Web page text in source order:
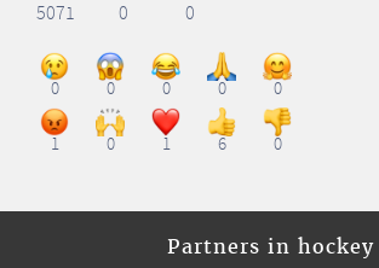
5071 0 0
0 0 0 0 0
1 0 1 6 0
Partners in hockey